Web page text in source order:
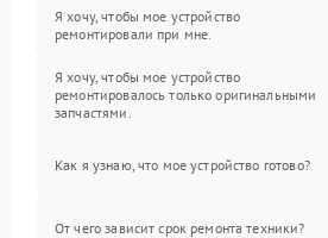
Я хочу, чтобы мое устройство
ремонтировали при мне.
Я хочу, чтобы мое устройство
ремонтировалось только оригинальными
запчастями.
Как я узнаю, что мое устройство готово?
От чего зависит срок ремонта техники?